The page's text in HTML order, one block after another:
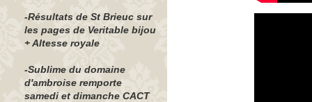
-Résultats de St Brieuc sur
les pages de Veritable bijou
+ Altesse royale
-Sublime du domaine
d'ambroise remporte
samedi et dimanche CACT